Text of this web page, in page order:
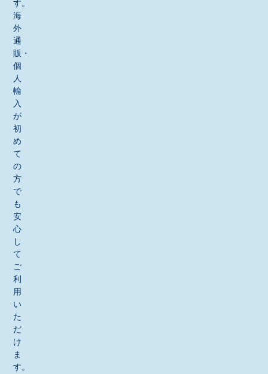
す。
海
外
通
販・
個
人
輸
入
が
初
め
て
の
方
で
も
安
心
し
て
ご
利
用
い
た
だ
け
ま
す。